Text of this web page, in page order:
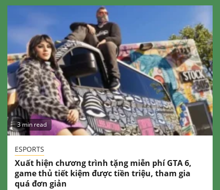
3 min read
ESPORTS
Xuất hiện chương trình tặng miễn phí GTA 6,
game thủ tiết kiệm được tiền triệu, tham gia
quá đơn giản